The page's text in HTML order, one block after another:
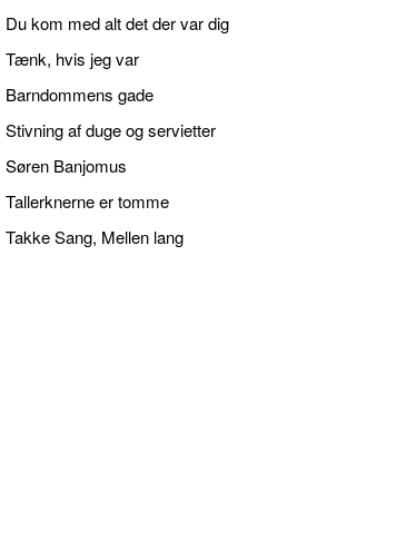
Du kom med alt det der var dig
Tænk, hvis jeg var
Barndommens gade
Stivning af duge og servietter
Søren Banjomus
Tallerknerne er tomme
Takke Sang, Mellen lang